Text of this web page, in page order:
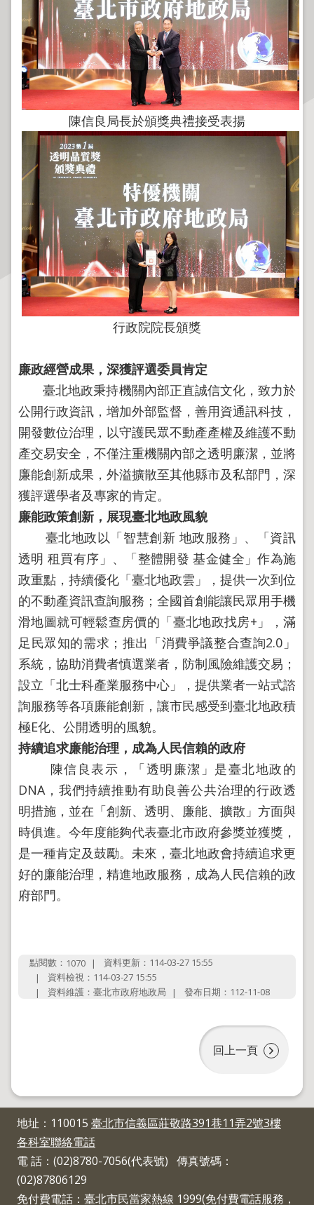
公
告
資
訊
紹
務
資
訊
主
題
服
園
地
綜
合
資
訊
網
站
導
回
首
頁
English
陳
情
系
統
問
答
雙
詞
彙
地
私
權
及
資
訊
安
全
陳信良局長於頒獎典禮接受表揚
行政院院長頒獎
廉政經營成果，深獲評選委員肯定
臺北地政秉持機關內部正直誠信文化，致力於
公開行政資訊，增加外部監督，善用資通訊科技，
開發數位治理，以守護民眾不動產產權及維護不動
產交易安全，不僅注重機關內部之透明廉潔，並將
廉能創新成果，外溢擴散至其他縣市及私部門，深
獲評選學者及專家的肯定。
廉能政策創新，展現臺北地政風貌
臺北地政以「智慧創新 地政服務」、「資訊
透明 租買有序」、「整體開發 基金健全」作為施
政重點，持續優化「臺北地政雲」，提供一次到位
的不動產資訊查詢服務；全國首創能讓民眾用手機
滑地圖就可輕鬆查房價的「臺北地政找房+」，滿
足民眾知的需求；推出「消費爭議整合查詢2.0」
系統，協助消費者慎選業者，防制風險維護交易；
設立「北士科產業服務中心」，提供業者一站式諮
詢服務等各項廉能創新，讓市民感受到臺北地政積
極E化、公開透明的風貌。
持續追求廉能治理，成為人民信賴的政府
陳信良表示，「透明廉潔」是臺北地政的
DNA，我們持續推動有助良善公共治理的行政透
明措施，並在「創新、透明、廉能、擴散」方面與
時俱進。今年度能夠代表臺北市政府參獎並獲獎，
是一種肯定及鼓勵。未來，臺北地政會持續追求更
好的廉能治理，精進地政服務，成為人民信賴的政
府部門。
點閱數： 1070
資料更新：114-03-27 15:55
資料檢視：114-03-27 15:55
資料維護：臺北市政府地政局
發布日期：112-11-08
回上一頁
地址：110015 臺北市信義區莊敬路391巷11弄2號3樓
各科室聯絡電話
電 話：(02)8780-7056(代表號) 傳真號碼：
(02)87806129
免付費電話：臺北市民當家熱線 1999(免付費電話服務，